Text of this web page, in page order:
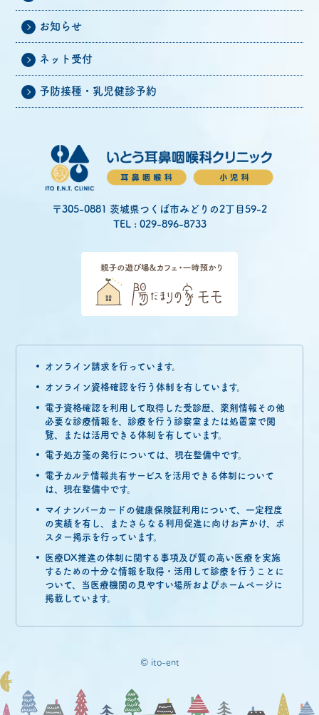
〒305-0881 茨城県つくば市みどりの2丁目59-2
TEL : 029-896-8733
お知らせ
ネット受付
予防接種・乳児健診予約
オンライン請求を行っています。
オンライン資格確認を行う体制を有しています。
電子資格確認を利用して取得した受診歴、薬剤情報その他
必要な診療情報を、診療を行う診察室または処置室で閲
覧、または活用できる体制を有しています。
電子処方箋の発行については、現在整備中です。
電子カルテ情報共有サービスを活用できる体制について
は、現在整備中です。
マイナンバーカードの健康保険証利用について、一定程度
の実績を有し、またさらなる利用促進に向けお声かけ、ポ
スター掲示を行っています。
医療DX推進の体制に関する事項及び質の高い医療を実施
するための十分な情報を取得・活用して診療を行うことに
ついて、当医療機関の見やすい場所およびホームページに
掲載しています。
© ito-ent